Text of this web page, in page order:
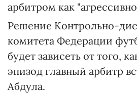
арбитром как
Решение Контрольно-
комитета Федерации
будет зависеть от того,
эпизод главный арбитр
Абдула.